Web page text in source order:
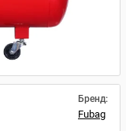
Бренд:
Fubag